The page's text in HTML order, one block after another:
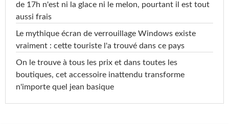
de 17h n'est ni la glace ni le melon, pourtant il est tout
aussi frais
Le mythique écran de verrouillage Windows existe
vraiment : cette touriste l'a trouvé dans ce pays
On le trouve à tous les prix et dans toutes les
boutiques, cet accessoire inattendu transforme
n'importe quel jean basique